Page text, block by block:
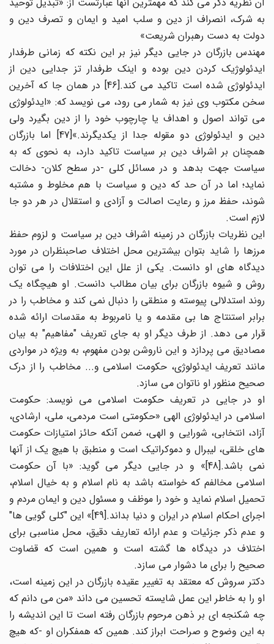
به شرک، انصراف از دین و سلب امید و ایمان و تصرف دین و
دولت به دست رهبران شریعت»
مهندس بازرگان در جایی دیگر نیز بر این نکته که زمانی طرفدار
ایدئولوژیک کردن دین بوده و اینک طرفدار تز جدایی دین از
ایدئولوژی شده است تاکید می کند.[46] در همان جا که آخرین
سخن مکتوب وی نیز به شمار می رود، می نویسد که: «ایدئولوژی
می تواند اصول و اهداف یا چارچوب خود را از دین بگیرد ولی
دین و ایدئولوژی دو مقوله جدا از یکدیگرند.»[47] اما بازرگان
همچنان بر اشراف دین بر سیاست تاکید دارد، به نحوی که به
سیاست جهت بدهد و در مسائل کلی -در سطح کلان- دخالت
نماید؛ اما در آن حد که دین و سیاست با هم مخلوط و مشتبه
شوند، حفظ مرز و رعایت اصالت و آزادی و استقلال در هر دو جا
لازم است.
این نظریات بازرگان در زمینه اشراف دین بر سیاست و لزوم حفظ
مرزها را شاید بتوان بیشترین محل اختلاف صاحبنظران در مورد
دیدگاه های او دانست. یکی از علل این اختلافات را می توان
روش و شیوه بازرگان برای بیان مطالب دانست. او هیچگاه یک
روند استدلالی پیوسته و منطقی را دنبال نمی کند و مخاطب را در
برابر استنتاج ها بی مقدمه و یا نامربوط به مقدسات ارائه شده
قرار می دهد. از طرف دیگر او به جای تعریف "مفاهیم" به بیان
مصادیق می پردازد و این ناروشن بودن مفهوم، به ویژه در مواردی
مانند تعریف ایدئولوژی، حکومت اسلامی و... مخاطب را از درک
صحیح منظور او ناتوان می سازد.
او در جایی در تعریف حکومت اسلامی می نویسد: حکومت
اسلامی در ایدئولوژی الهی «حکومتی است مردمی، ملی، ارشادی،
آزاد، انتخابی، شورایی و الهی، ضمن آنکه حائز امتیازات حکومت
های خلقی، لیبرال و دموکراتیک است و منطبق با هیچ یک از آنها
نمی باشد.[48]» و در جایی دیگر می گوید: «با آن حکومت
اسلامی مخالفم که خواسته باشد به نام اسلام و به خیال اسلام،
تحمیل اسلام نماید و خود را موظف و مسئول دین و ایمان مردم و
اجرای احکام اسلام در ایران و دنیا بداند.[49]» این "کلی گویی ها"
و عدم ذکر جزئیات و عدم ارائه تعاریف دقیق، محل مناسبی برای
اختلاف در دیدگاه ها گشته است و همین است که قضاوت
صحیح را برای ما دشوار می سازد.
دکتر سروش که معتقد به تغییر عقیده بازرگان در این زمینه است،
او را به خاطر این عمل شایسته تحسین می داند «من می دانم که
چه شکنجه ای بر ذهن مرحوم بازرگان رفته است تا این اندیشه را
به این وضوح و صراحت ابراز کند. همین که همفکران او -که هیچ